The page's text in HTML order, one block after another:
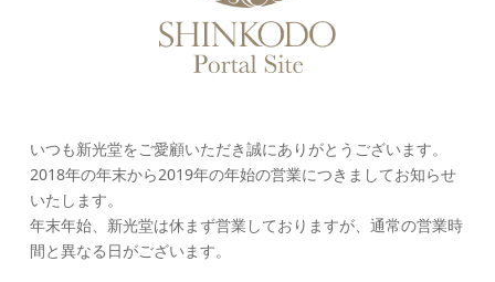
いつも新光堂をご愛顧いただき誠にありがとうございます。
2018年の年末から2019年の年始の営業につきましてお知らせ
いたします。
年末年始、新光堂は休まず営業しておりますが、通常の営業時
間と異なる日がございます。